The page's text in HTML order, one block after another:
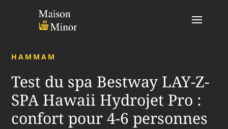
HAMMAM
Test du spa Bestway LAY-Z-
SPA Hawaii Hydrojet Pro :
confort pour 4-6 personnes